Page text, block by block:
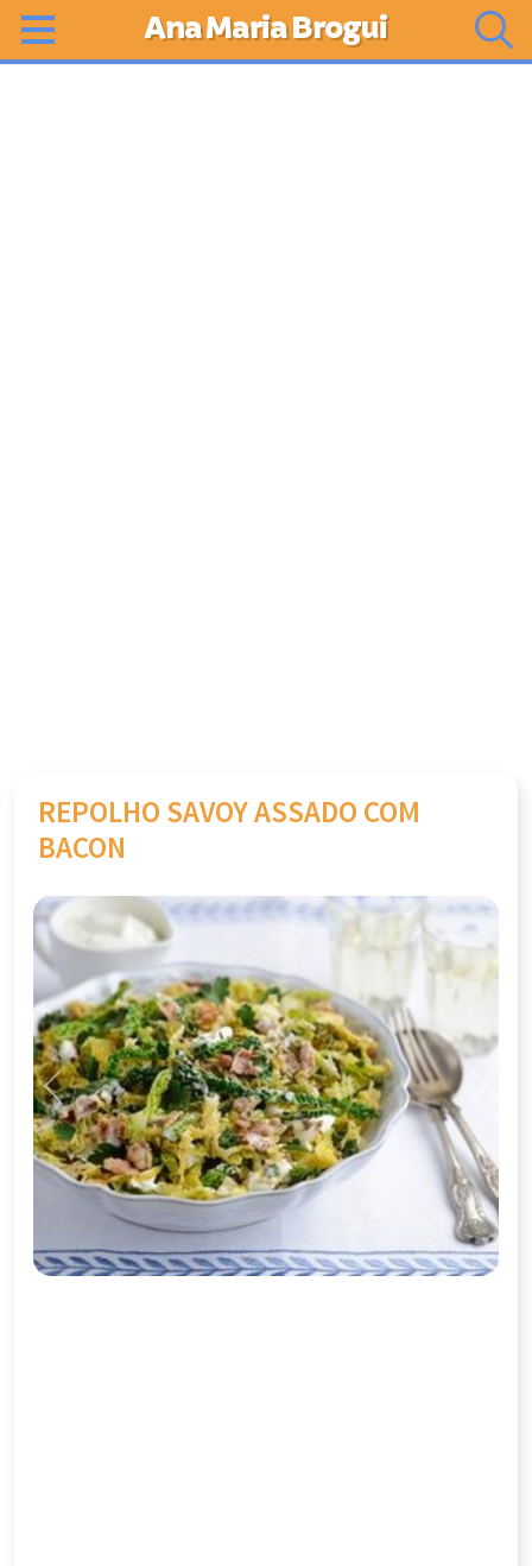
Ana Maria Brogui
REPOLHO SAVOY ASSADO COM
BACON
Previous